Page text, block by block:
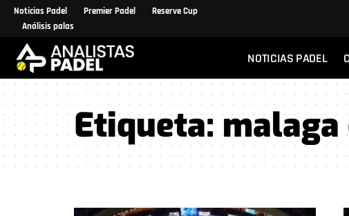
Noticias Padel Premier Padel
Reserve Cup
Análisis palas
NOTICIAS PADEL
Etiqueta: